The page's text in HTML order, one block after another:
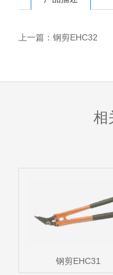
上一篇： 钢剪EHC32
相
钢剪EHC31